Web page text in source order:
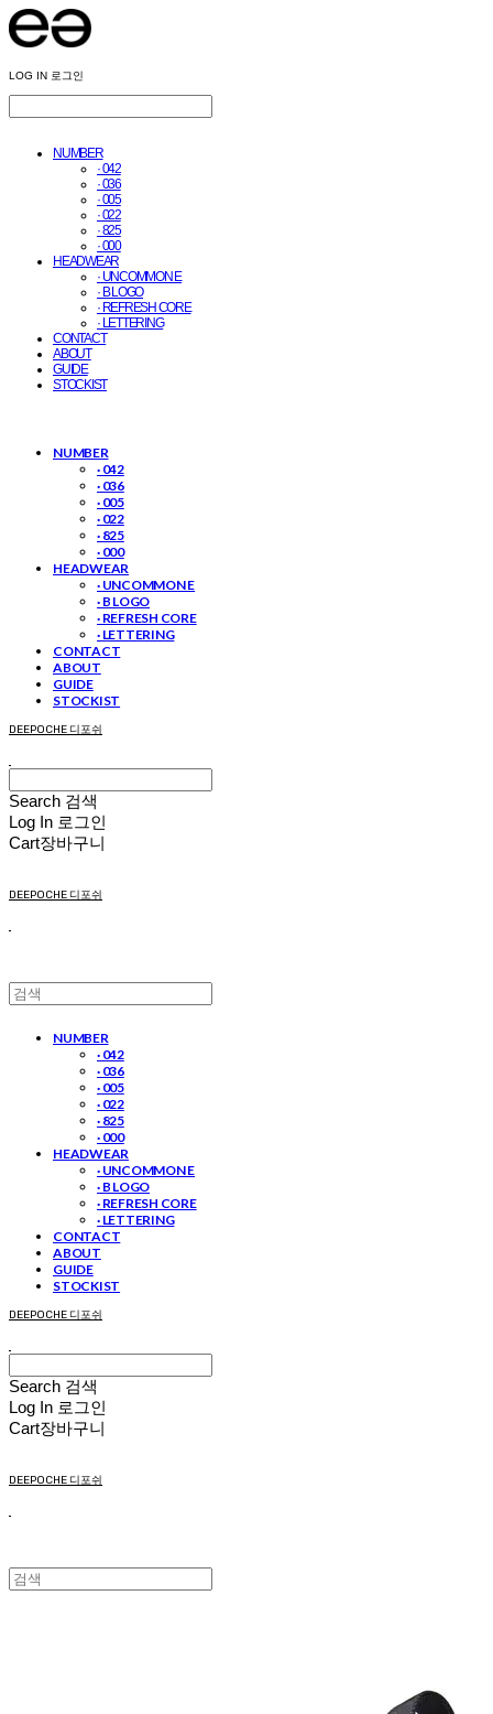
LOG IN 로그인
NUMBER
· 042
· 036
· 005
· 022
· 825
· 000
HEADWEAR
· UNCOMMON E
· B LOGO
· REFRESH CORE
· LETTERING
CONTACT
ABOUT
GUIDE
STOCKIST
NUMBER
· 042
· 036
· 005
· 022
· 825
· 000
HEADWEAR
· UNCOMMON E
· B LOGO
· REFRESH CORE
· LETTERING
CONTACT
ABOUT
GUIDE
STOCKIST
DEEPOCHE 디포쉬
Search 검색
Log In 로그인
Cart장바구니
DEEPOCHE 디포쉬
NUMBER
· 042
· 036
· 005
· 022
· 825
· 000
HEADWEAR
· UNCOMMON E
· B LOGO
· REFRESH CORE
· LETTERING
CONTACT
ABOUT
GUIDE
STOCKIST
DEEPOCHE 디포쉬
Search 검색
Log In 로그인
Cart장바구니
DEEPOCHE 디포쉬